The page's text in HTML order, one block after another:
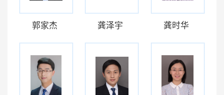
郭家杰 龚泽宇 龚时华